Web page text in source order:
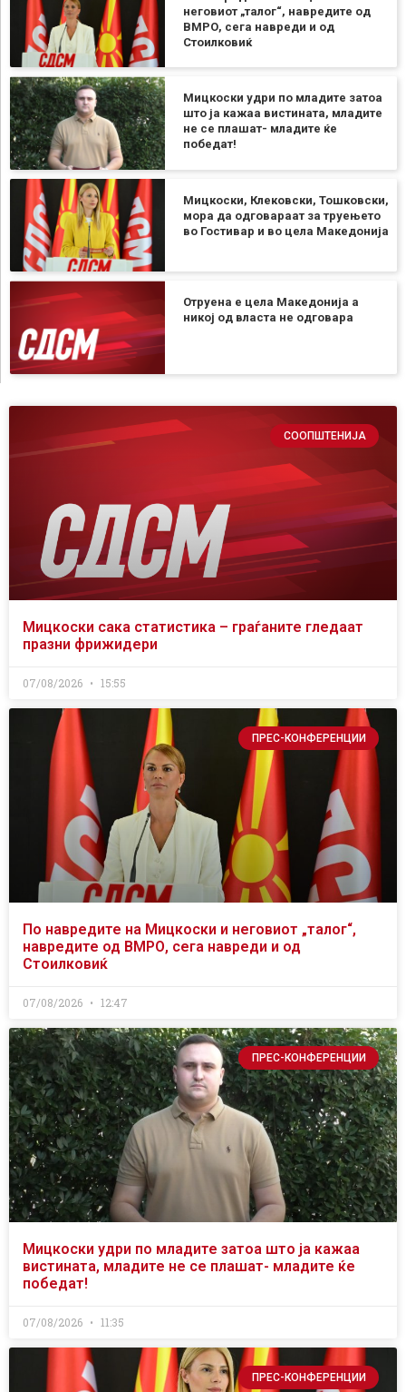
неговиот „талог“, навредите од
ВМРО, сега навреди и од
Стоилковиќ
Мицкоски удри по младите затоа
што ја кажаа вистината, младите
не се плашат- младите ќе
победат!
Мицкоски, Клековски, Тошковски,
мора да одговараат за труењето
во Гостивар и во цела Македонија
Отруена е цела Македонија а
никој од власта не одговара
СООПШТЕНИЈА
Мицкоски сака статистика – граѓаните гледаат
празни фрижидери
07/08/2026 15:55
ПРЕС-КОНФЕРЕНЦИИ
По навредите на Мицкоски и неговиот „талог“,
навредите од ВМРО, сега навреди и од
Стоилковиќ
07/08/2026 12:47
ПРЕС-КОНФЕРЕНЦИИ
Мицкоски удри по младите затоа што ја кажаа
вистината, младите не се плашат- младите ќе
победат!
07/08/2026 11:35
ПРЕС-КОНФЕРЕНЦИИ